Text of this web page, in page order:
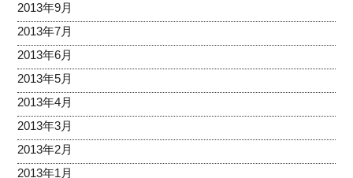
2013年9月
2013年7月
2013年6月
2013年5月
2013年4月
2013年3月
2013年2月
2013年1月